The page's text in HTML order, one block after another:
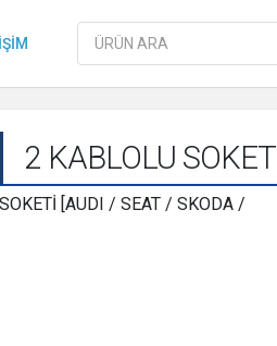
Products
search
2 KABLOLU SOKET
[AUDI / SEAT / SKODA /